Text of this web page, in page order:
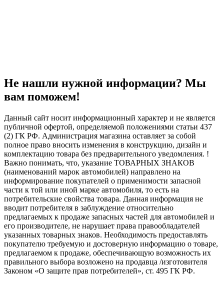
Не нашли нужной информации? Мы
вам поможем!
Данный сайт носит информационный характер и не является
публичной офертой, определяемой положениями статьи 437
(2) ГК РФ. Администрация магазина оставляет за собой
полное право вносить изменения в конструкцию, дизайн и
комплектацию товара без предварительного уведомления. !
Важно понимать, что, указание ТОВАРНЫХ ЗНАКОВ
(наименований марок автомобилей) направлено на
информирование покупателей о применимости запасной
части к той или иной марке автомобиля, то есть на
потребительские свойства товара. Данная информация не
вводит потребителя в заблуждение относительно
предлагаемых к продаже запасных частей для автомобилей и
его производителе, не нарушает права правообладателей
указанных товарных знаков. Необходимость предоставлять
покупателю требуемую и достоверную информацию о товаре,
предлагаемом к продаже, обеспечивающую возможность их
правильного выбора возложено на продавца /изготовителя
Законом «О защите прав потребителей», ст. 495 ГК РФ.